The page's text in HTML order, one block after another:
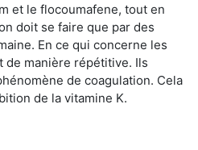
et le flocoumafene, tout en
doit se faire que par des
En ce qui concerne les
de manière répétitive. Ils
de coagulation. Cela
de la vitamine K.